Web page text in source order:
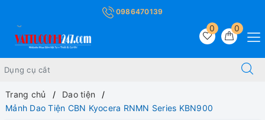
0986470139
0
0
Trang chủ
Dao tiện
Mảnh Dao Tiện CBN Kyocera RNMN Series KBN900